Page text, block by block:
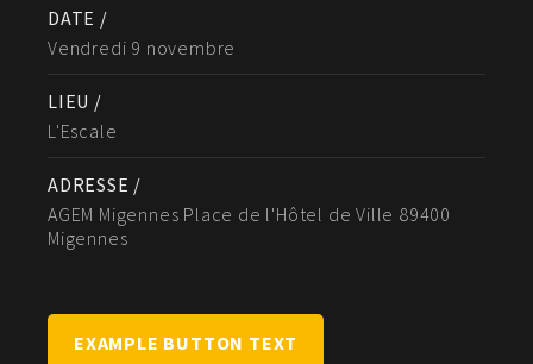
DATE /
Vendredi 9 novembre
LIEU /
L'Escale
ADRESSE /
AGEM Migennes Place de l'Hôtel de Ville 89400
Migennes
EXAMPLE BUTTON TEXT